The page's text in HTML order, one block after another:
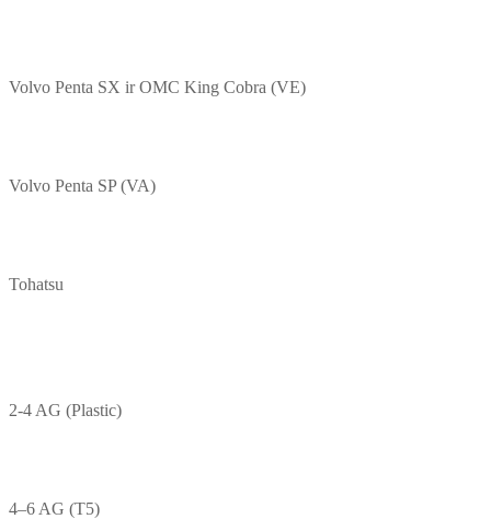
Volvo Penta SX ir OMC King Cobra (VE)
Volvo Penta SP (VA)
Tohatsu
2-4 AG (Plastic)
4–6 AG (T5)